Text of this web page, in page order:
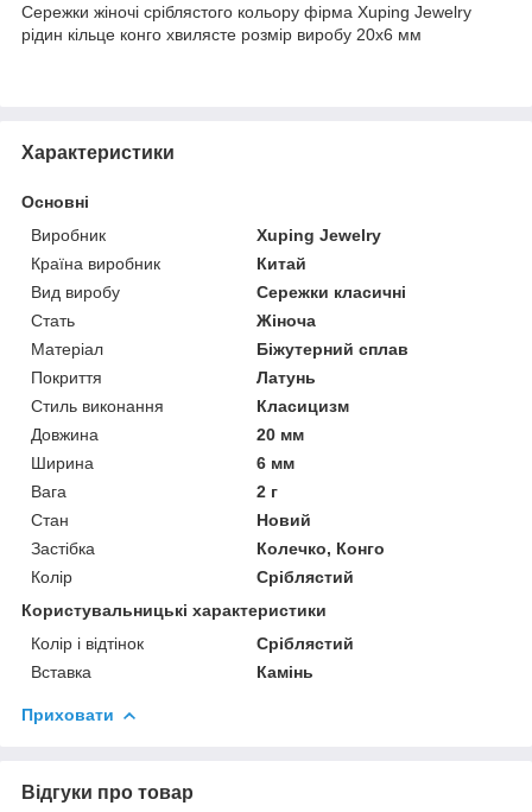
Сережки жіночі сріблястого кольору фірма Xuping Jewelry
рідин кільце конго хвилясте розмір виробу 20х6 мм
Характеристики
Основні
Виробник
Xuping Jewelry
Країна виробник
Китай
Вид виробу
Сережки класичні
Стать
Жіноча
Матеріал
Біжутерний сплав
Покриття
Латунь
Стиль виконання
Класицизм
Довжина
20 мм
Ширина
6 мм
Вага
2 г
Стан
Новий
Застібка
Колечко, Конго
Колір
Сріблястий
Користувальницькі характеристики
Колір і відтінок
Сріблястий
Вставка
Камінь
Приховати
Відгуки про товар